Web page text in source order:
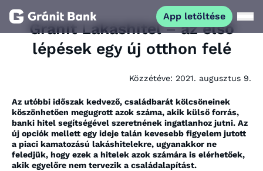
App letöltése
Magánszemélyeknek
Fiataloknak
Befektetőknek
Gránit Lakáshitel – az első
lépések egy új otthon felé
Közzétéve: 2021. augusztus 9.
Az utóbbi időszak kedvező, családbarát kölcsöneinek
köszönhetően megugrott azok száma, akik külső forrás,
banki hitel segítségével szeretnének ingatlanhoz jutni. Az
új opciók mellett egy ideje talán kevesebb figyelem jutott
a piaci kamatozású lakáshitelekre, ugyanakkor ne
feledjük, hogy ezek a hitelek azok számára is elérhetőek,
akik egyelőre nem tervezik a családalapítást.